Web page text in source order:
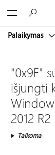
Palaikymas
"0x9F"
išjungti
2012 R2
Taikoma